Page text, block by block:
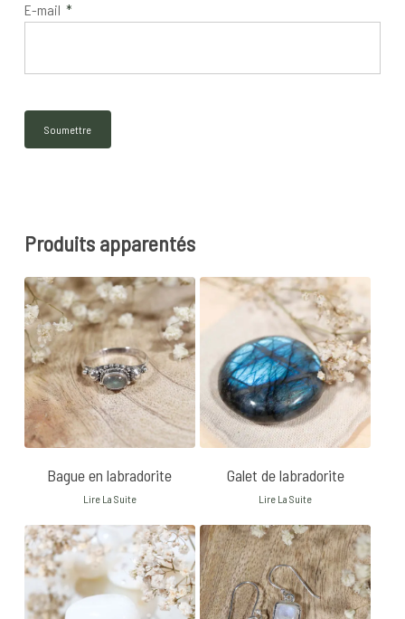
E-mail *
Produits apparentés
Bague en labradorite
Lire La Suite
Galet de labradorite
Lire La Suite
8€ 20€ 25€